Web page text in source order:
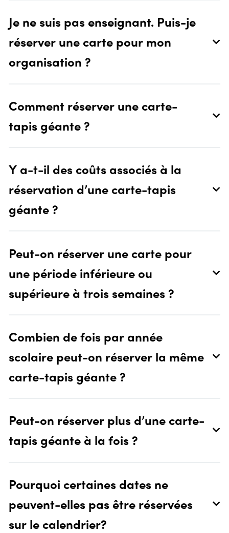
Je ne suis pas enseignant. Puis-je
réserver une carte pour mon
organisation ?
Comment réserver une carte-
tapis géante ?
Y a-t-il des coûts associés à la
réservation d’une carte-tapis
géante ?
Peut-on réserver une carte pour
une période inférieure ou
supérieure à trois semaines ?
Combien de fois par année
scolaire peut-on réserver la même
carte-tapis géante ?
Peut-on réserver plus d’une carte-
tapis géante à la fois ?
Pourquoi certaines dates ne
peuvent-elles pas être réservées
sur le calendrier?